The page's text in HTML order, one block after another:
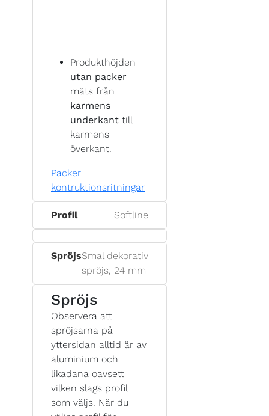
Produkthöjden
utan packer
mäts från
karmens
underkant till
karmens
överkant.
Packer
kontruktionsritningar
Profil Softline
SpröjsSmal dekorativ
spröjs, 24 mm
Spröjs
Observera att
spröjsarna på
yttersidan alltid är av
aluminium och
likadana oavsett
vilken slags profil
som väljs. När du